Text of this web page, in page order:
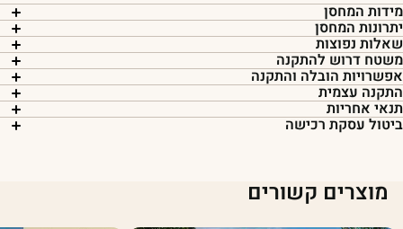
המחסן
המחסן
נפוצות
דרוש להתקנה
הובלה והתקנה
עצמית
אחריות
עסקת רכישה
מוצרים קשורים